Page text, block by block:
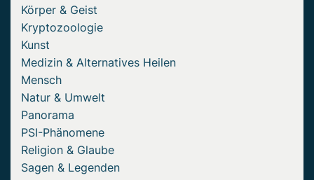
Körper & Geist
Kryptozoologie
Kunst
Medizin & Alternatives Heilen
Mensch
Natur & Umwelt
Panorama
PSI-Phänomene
Religion & Glaube
Sagen & Legenden